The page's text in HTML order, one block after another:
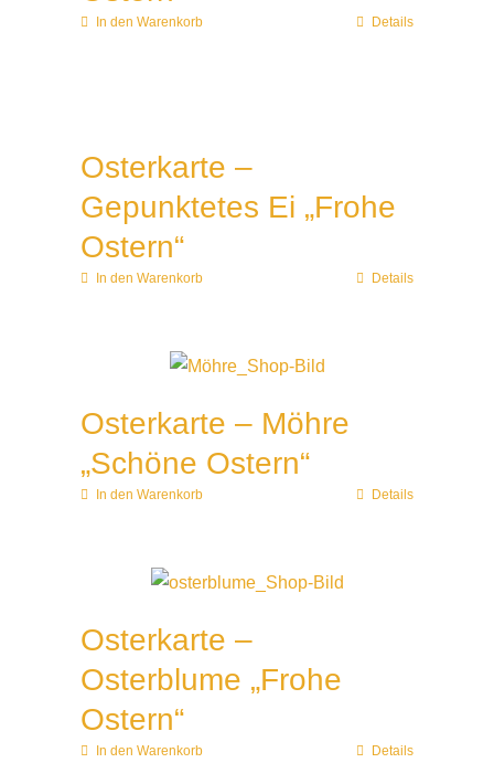
In den Warenkorb Details
Osterkarte –
Gepunktetes Ei „Frohe
Ostern“
In den Warenkorb Details
Osterkarte – Möhre
„Schöne Ostern“
In den Warenkorb Details
Osterkarte –
Osterblume „Frohe
Ostern“
In den Warenkorb Details